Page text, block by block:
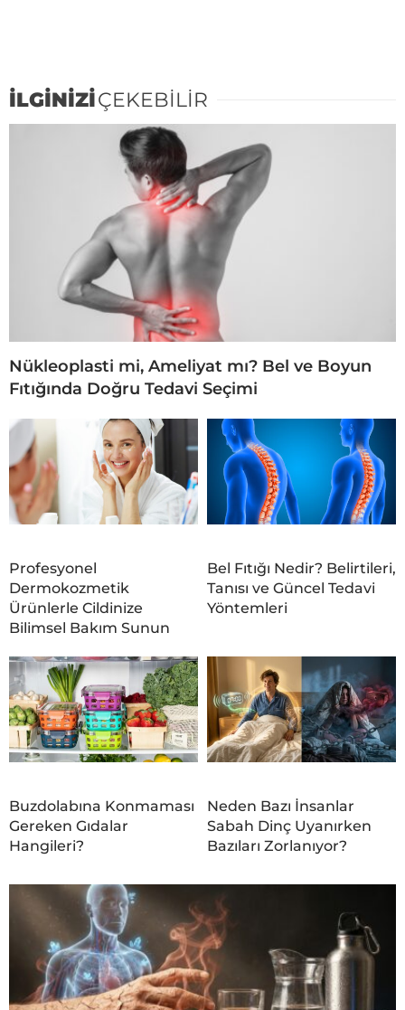
İLGİNİZİÇEKEBİLİR
Nükleoplasti mi, Ameliyat mı? Bel ve Boyun
Fıtığında Doğru Tedavi Seçimi
Profesyonel
Dermokozmetik
Ürünlerle Cildinize
Bilimsel Bakım Sunun
Bel Fıtığı Nedir? Belirtileri,
Tanısı ve Güncel Tedavi
Yöntemleri
Buzdolabına Konmaması
Gereken Gıdalar
Hangileri?
Neden Bazı İnsanlar
Sabah Dinç Uyanırken
Bazıları Zorlanıyor?